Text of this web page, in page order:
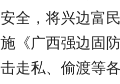
全，将兴边富
《广西强边固
走私、偷渡等